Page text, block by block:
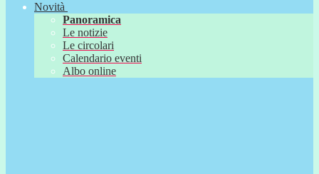
Novità
Panoramica
Le notizie
Le circolari
Calendario eventi
Albo online